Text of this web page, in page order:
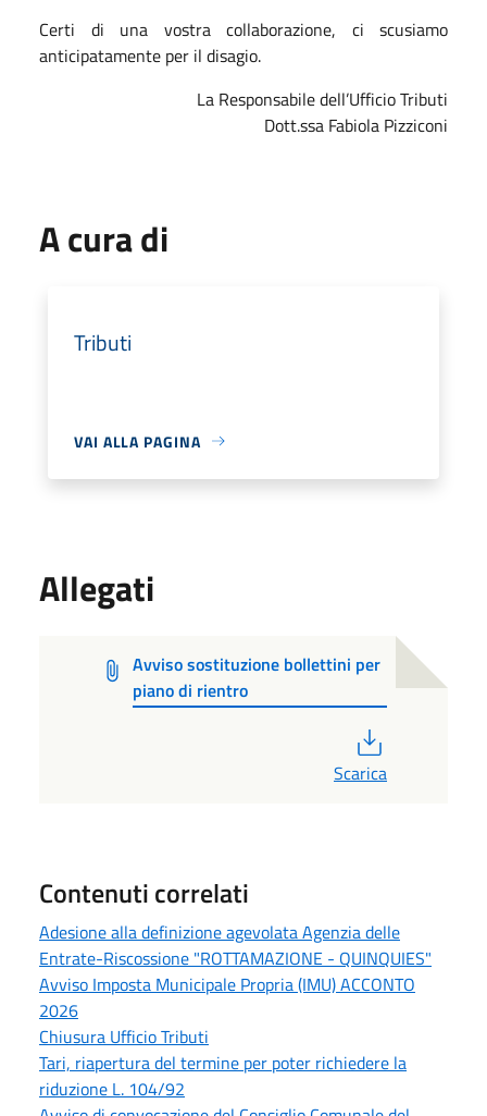
Certi di una vostra collaborazione, ci scusiamo
anticipatamente per il disagio.
La Responsabile dell’Ufficio Tributi
Dott.ssa Fabiola Pizziconi
A cura di
Tributi
VAI ALLA PAGINA
Allegati
Avviso sostituzione bollettini per
piano di rientro
Scarica
Contenuti correlati
Adesione alla definizione agevolata Agenzia delle
Entrate-Riscossione "ROTTAMAZIONE - QUINQUIES"
Avviso Imposta Municipale Propria (IMU) ACCONTO
2026
Chiusura Ufficio Tributi
Tari, riapertura del termine per poter richiedere la
riduzione L. 104/92